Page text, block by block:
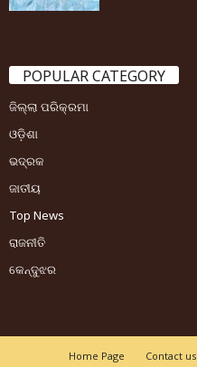
POPULAR CATEGORY
ଜିଲ୍ଲା ପରିକ୍ରମା
ଓଡ଼ିଶା
ଭଦ୍ରକ
ଜାତୀୟ
Top News
ରାଜନୀତି
କେନ୍ଦୁଝର
Home Page Contact us